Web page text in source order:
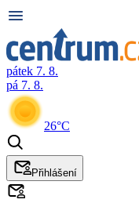
pátek 7. 8.
pá 7. 8.
26°C
Přihlášení